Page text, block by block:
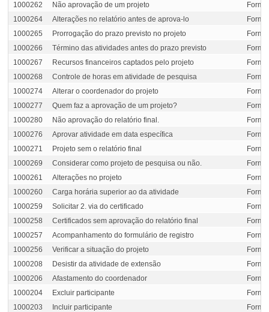
1000262
Não aprovação de um projeto
1000264
Alterações no relatório antes de aprova-lo
1000265
Prorrogação do prazo previsto no projeto
1000266
Término das atividades antes do prazo previsto
1000267
Recursos financeiros captados pelo projeto
1000268
Controle de horas em atividade de pesquisa
1000274
Alterar o coordenador do projeto
1000277
Quem faz a aprovação de um projeto?
1000280
Não aprovação do relatório final.
1000276
Aprovar atividade em data específica
1000271
Projeto sem o relatório final
1000269
Considerar como projeto de pesquisa ou não.
1000261
Alterações no projeto
1000260
Carga horária superior ao da atividade
1000259
Solicitar 2. via do certificado
1000258
Certificados sem aprovação do relatório final
1000257
Acompanhamento do formulário de registro
1000256
Verificar a situação do projeto
1000208
Desistir da atividade de extensão
1000206
Afastamento do coordenador
1000204
Excluir participante
1000203
Incluir participante